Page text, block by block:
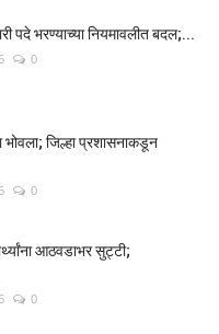
पदे भरण्याच्या नियमावलीत बदल;...
0
भोवला; जिल्हा प्रशासनाकडून
0
आठवडाभर सुट्टी;
0